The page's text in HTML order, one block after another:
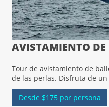
AVISTAMIENTO
Tour de avistamiento de
de las perlas. Disfruta de
Desde $175 por persona